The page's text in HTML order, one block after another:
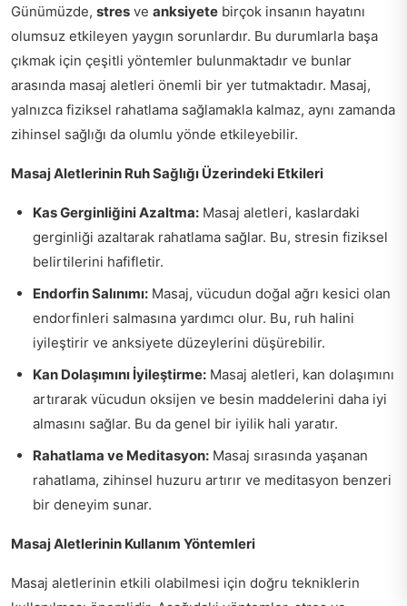
Günümüzde, stres ve anksiyete birçok insanın hayatını
olumsuz etkileyen yaygın sorunlardır. Bu durumlarla başa
çıkmak için çeşitli yöntemler bulunmaktadır ve bunlar
arasında masaj aletleri önemli bir yer tutmaktadır. Masaj,
yalnızca fiziksel rahatlama sağlamakla kalmaz, aynı zamanda
zihinsel sağlığı da olumlu yönde etkileyebilir.
Masaj Aletlerinin Ruh Sağlığı Üzerindeki Etkileri
Kas Gerginliğini Azaltma: Masaj aletleri, kaslardaki
gerginliği azaltarak rahatlama sağlar. Bu, stresin fiziksel
belirtilerini hafifletir.
Endorfin Salınımı: Masaj, vücudun doğal ağrı kesici olan
endorfinleri salmasına yardımcı olur. Bu, ruh halini
iyileştirir ve anksiyete düzeylerini düşürebilir.
Kan Dolaşımını İyileştirme: Masaj aletleri, kan dolaşımını
artırarak vücudun oksijen ve besin maddelerini daha iyi
almasını sağlar. Bu da genel bir iyilik hali yaratır.
Rahatlama ve Meditasyon: Masaj sırasında yaşanan
rahatlama, zihinsel huzuru artırır ve meditasyon benzeri
bir deneyim sunar.
Masaj Aletlerinin Kullanım Yöntemleri
Masaj aletlerinin etkili olabilmesi için doğru tekniklerin